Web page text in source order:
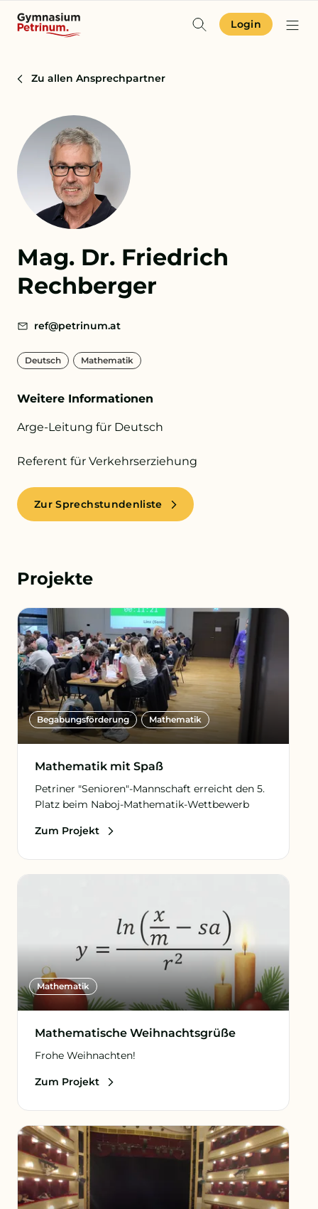
Schulgemeinschaft
Orientierung
Zum Schulkompass
Zur Aufnahme
+43 732 736 581 - 4411
schule@petrinum.at
Stellenangebote
Logout
Login
Zu allen Ansprechpartner
Mag. Dr. Friedrich
Rechberger
ref@petrinum.at
Deutsch Mathematik
Weitere Informationen
Arge-Leitung für Deutsch
Referent für Verkehrserziehung
Zur Sprechstundenliste
Projekte
Begabungs­förderung Mathematik
Mathematik mit Spaß
Petriner "Senioren"-Mannschaft erreicht den 5.
Platz beim Naboj-Mathematik-Wettbewerb
Zum Projekt
Mathematik
Mathematische Weihnachtsgrüße
Frohe Weihnachten!
Zum Projekt